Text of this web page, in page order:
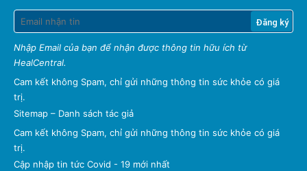
Nhập Email của bạn để nhận được thông tin hữu ích từ
HealCentral.
Cam kết không Spam, chỉ gửi những thông tin sức khỏe có giá
trị.
Sitemap – Danh sách tác giả
Cam kết không Spam, chỉ gửi những thông tin sức khỏe có giá
trị.
Cập nhập tin tức Covid - 19 mới nhất